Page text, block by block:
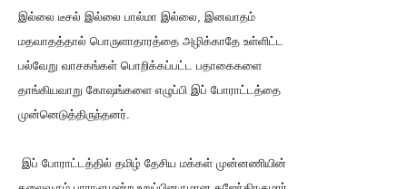
இல்லை டீசல் இல்லை பால்மா இல்லை, இனவாதம்
மதவாதத்தால் பொருளாதாரத்தை அழிக்காதே உள்ளிட்ட
பல்வேறு வாசகங்கள் பொறிக்கப்பட்ட பதாகைகளை
தாங்கியவாறு கோஷங்களை எழுப்பி இப் போராட்டத்தை
முன்னெடுத்திருந்தனர்.
இப் போராட்டத்தில் தமிழ் தேசிய மக்கள் முன்னணியின்